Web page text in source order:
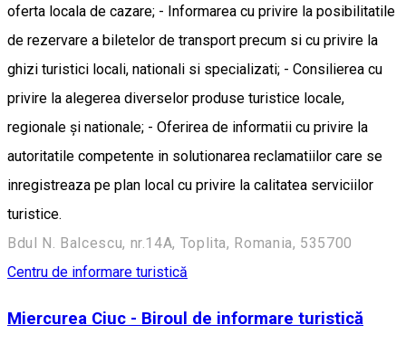
oferta locala de cazare; - Informarea cu privire la posibilitatile
de rezervare a biletelor de transport precum si cu privire la
ghizi turistici locali, nationali si specializati; - Consilierea cu
privire la alegerea diverselor produse turistice locale,
regionale şi nationale; - Oferirea de informatii cu privire la
autoritatile competente in solutionarea reclamatiilor care se
inregistreaza pe plan local cu privire la calitatea serviciilor
turistice.
Bdul N. Balcescu, nr.14A, Toplita, Romania, 535700
Centru de informare turistică
Miercurea Ciuc - Biroul de informare turistică